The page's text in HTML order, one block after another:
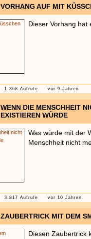
VORHANG AUF MIT
Dieser Vorhang hat
1.368 Aufrufe vor 9 Jahren
WENN DIE MENSCHHEIT
EXISTIEREN WÜRDE
Was würde mit der
Menschheit nicht
3.817 Aufrufe vor 10 Jahren
ZAUBERTRICK MIT DEM
Diesen Zaubertrick